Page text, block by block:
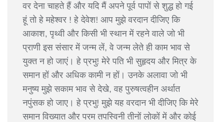
वर देना चाहते हैं और यदि मैं अपने पूर्व पापों से शुद्ध हो गई
हूं तो हे महेश्वर ! हे देवेश! आप मुझे वरदान दीजिए कि
आकाश, पृथ्वी और किसी भी स्थान में रहने वाले जो भी
प्राणी इस संसार में जन्म लें, वे जन्म लेते ही काम भाव से
युक्त न हो जाएं। हे प्रभु! मेरे पति भी सुहृदय और मित्र के
समान हों और अधिक कामी न हों। उनके अलावा जो भी
मनुष्य मुझे सकाम भाव से देखे, वह पुरुषत्वहीन अर्थात
नपुंसक हो जाए। हे प्रभु! मुझे यह वरदान भी दीजिए कि मेरे
समान विख्यात और परम तपस्विनी तीनों लोकों में और कोई